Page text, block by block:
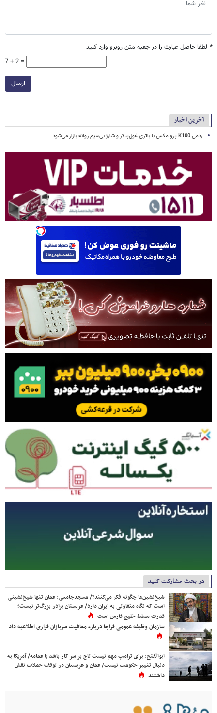
* لطفا حاصل عبارت را در جعبه متن روبرو وارد کنید
7 + 2 =
ارسال
آخرین اخبار
ردمی K100 پرو مکس با باتری غول‌پیکر و شارژ بی‌سیم روانه بازار می‌شود
در بحث مشارکت کنید
شیخ‌نشین‌ها چگونه فکر می‌کنند؟/ مسجدجامعی: عمان تنها شیخ‌نشینی
است که نگاه متفاوتی به ایران دارد/ عربستان برادر بزرگ‌تر نیست؛
قدرت مسلط خلیج فارس است
سازمان وظیفه عمومی فراجا درباره معافیت سربازان فراری اطلاعیه داد
ابوالفتح: برای ترامپ مهم نیست تاج بر سر کار باشد یا عمامه/ آمریکا به
دنبال تغییر حکومت نیست/ عمان و عربستان در توقف حملات نقش
داشتند